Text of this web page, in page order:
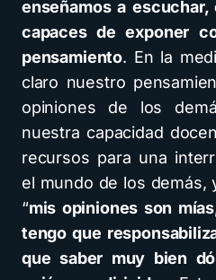
enseñamos a
capaces de exponer
pensamiento. En la
claro nuestro
opiniones de los
nuestra capacidad
recursos para una
el mundo de los demás,
“mis opiniones son
tengo que
que saber muy bien